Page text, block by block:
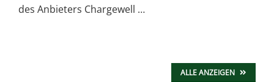
des Anbieters Chargewell …
ALLE ANZEIGEN